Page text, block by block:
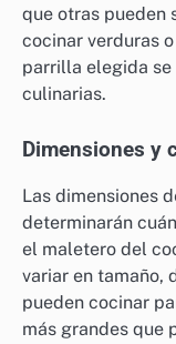
que otras pueden
cocinar verduras
parrilla elegida
culinarias.
Dimensiones y
Las dimensiones
determinarán
el maletero del
variar en tamaño,
pueden cocinar
más grandes que